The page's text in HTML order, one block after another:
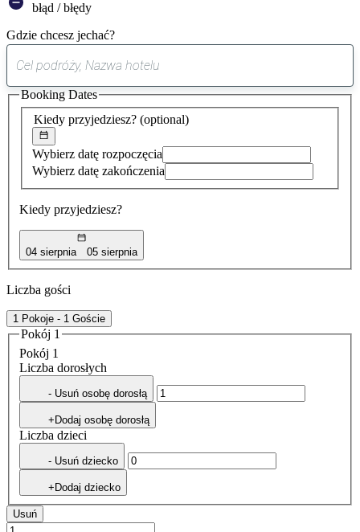
błąd / błędy
Gdzie chcesz jechać?
sugestia
została
znaleziona
Kiedy przyjedziesz? (optional)
Wybierz datę rozpoczęcia
Wybierz datę zakończenia
Kiedy przyjedziesz?
04 sierpnia 05 sierpnia
Booking Dates
Liczba gości
1 Pokoje - 1 Goście
Pokój 1
Pokój 1
Liczba dorosłych
- Usuń osobę dorosłą
+Dodaj osobę dorosłą
Liczba dzieci
- Usuń dziecko
+Dodaj dziecko
Usuń